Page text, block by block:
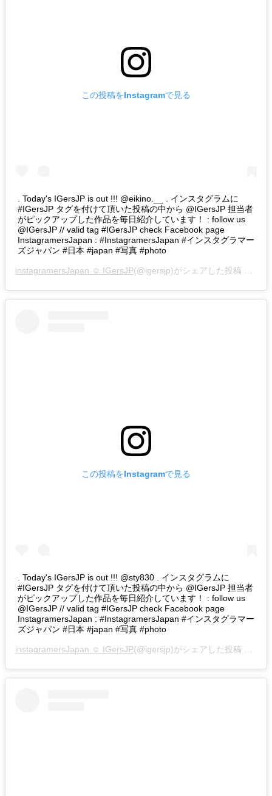
この投稿をInstagramで見る
. Today's IGersJP is out !!! @eikino.__ . インスタグラムに
#IGersJP タグを付けて頂いた投稿の中から @IGersJP 担当者
がピックアップした作品を毎日紹介しています！ : follow us
@IGersJP // valid tag #IGersJP check Facebook page
InstagramersJapan : #InstagramersJapan #インスタグラマー
ズジャパン #日本 #japan #写真 #photo
instagramersJapan ☺︎ IGersJP(@igersjp)がシェアした投稿 –
この投稿をInstagramで見る
. Today's IGersJP is out !!! @sty830 . インスタグラムに
#IGersJP タグを付けて頂いた投稿の中から @IGersJP 担当者
がピックアップした作品を毎日紹介しています！ : follow us
@IGersJP // valid tag #IGersJP check Facebook page
InstagramersJapan : #InstagramersJapan #インスタグラマー
ズジャパン #日本 #japan #写真 #photo
instagramersJapan ☺︎ IGersJP(@igersjp)がシェアした投稿 –